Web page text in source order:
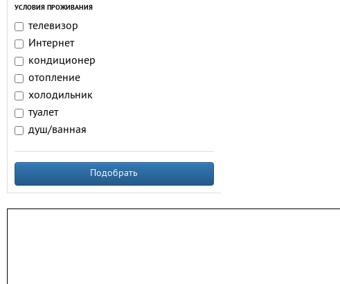
УСЛОВИЯ ПРОЖИВАНИЯ
телевизор
Интернет
кондиционер
отопление
холодильник
туалет
душ/ванная
Подобрать